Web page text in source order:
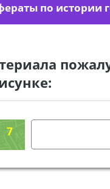
по истории